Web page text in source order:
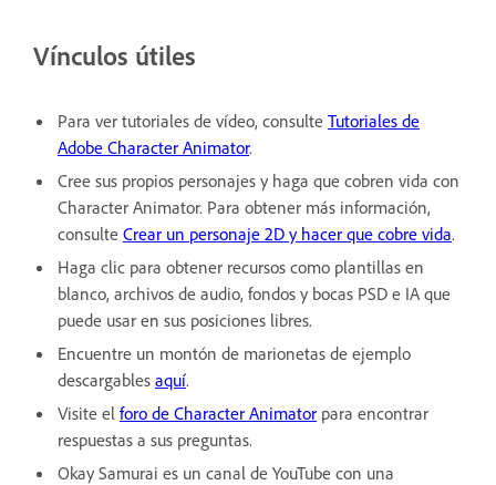
Vínculos útiles
Para ver tutoriales de vídeo, consulte Tutoriales de
Adobe Character Animator.
Cree sus propios personajes y haga que cobren vida con
Character Animator. Para obtener más información,
consulte Crear un personaje 2D y hacer que cobre vida.
Haga clic para obtener recursos como plantillas en
blanco, archivos de audio, fondos y bocas PSD e IA que
puede usar en sus posiciones libres.
Encuentre un montón de marionetas de ejemplo
descargables aquí.
Visite el foro de Character Animator para encontrar
respuestas a sus preguntas.
Okay Samurai es un canal de YouTube con una